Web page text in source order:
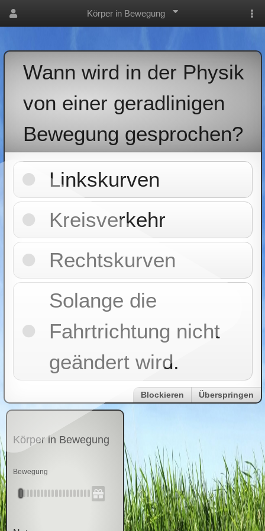
Körper in Bewegung
Wann wird in der Physik
von einer geradlinigen
Bewegung gesprochen?
Linkskurven
Kreisverkehr
Rechtskurven
Solange die
Fahrtrichtung nicht
geändert wird.
Blockieren Überspringen
Körper in Bewegung
Bewegung